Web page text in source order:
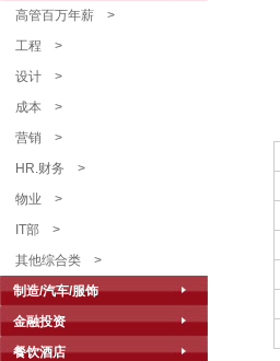
高管百万年薪 >
工程 >
设计 >
成本 >
营销 >
HR.财务 >
物业 >
IT部 >
其他综合类 >
制造/汽车/服饰
金融投资
餐饮酒店